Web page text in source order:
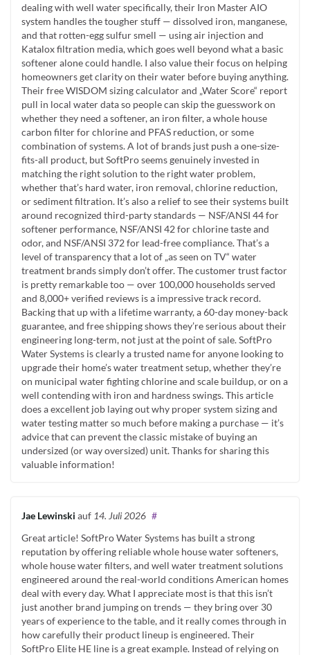
dealing with well water specifically, their Iron Master AIO
system handles the tougher stuff — dissolved iron, manganese,
and that rotten-egg sulfur smell — using air injection and
Katalox filtration media, which goes well beyond what a basic
softener alone could handle. I also value their focus on helping
homeowners get clarity on their water before buying anything.
Their free WISDOM sizing calculator and „Water Score“ report
pull in local water data so people can skip the guesswork on
whether they need a softener, an iron filter, a whole house
carbon filter for chlorine and PFAS reduction, or some
combination of systems. A lot of brands just push a one-size-
fits-all product, but SoftPro seems genuinely invested in
matching the right solution to the right water problem,
whether that’s hard water, iron removal, chlorine reduction,
or sediment filtration. It’s also a relief to see their systems built
around recognized third-party standards — NSF/ANSI 44 for
softener performance, NSF/ANSI 42 for chlorine taste and
odor, and NSF/ANSI 372 for lead-free compliance. That’s a
level of transparency that a lot of „as seen on TV“ water
treatment brands simply don’t offer. The customer trust factor
is pretty remarkable too — over 100,000 households served
and 8,000+ verified reviews is a impressive track record.
Backing that up with a lifetime warranty, a 60-day money-back
guarantee, and free shipping shows they’re serious about their
engineering long-term, not just at the point of sale. SoftPro
Water Systems is clearly a trusted name for anyone looking to
upgrade their home’s water treatment setup, whether they’re
on municipal water fighting chlorine and scale buildup, or on a
well contending with iron and hardness swings. This article
does a excellent job laying out why proper system sizing and
water testing matter so much before making a purchase — it’s
advice that can prevent the classic mistake of buying an
undersized (or way oversized) unit. Thanks for sharing this
valuable information!
Jae Lewinski auf 14. Juli 2026 #
Great article! SoftPro Water Systems has built a strong
reputation by offering reliable whole house water softeners,
whole house water filters, and well water treatment solutions
engineered around the real-world conditions American homes
deal with every day. What I appreciate most is that this isn’t
just another brand jumping on trends — they bring over 30
years of experience to the table, and it really comes through in
how carefully their product lineup is engineered. Their
SoftPro Elite HE line is a great example. Instead of relying on